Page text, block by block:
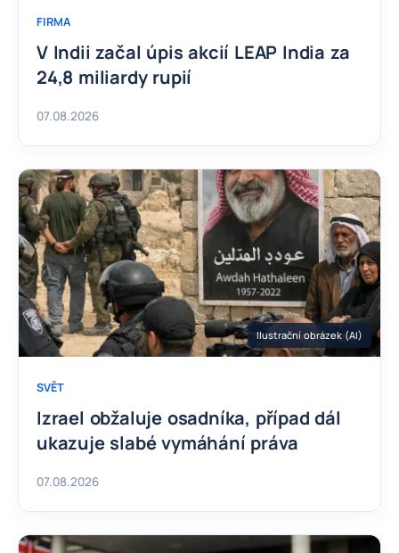
FIRMA
V Indii začal úpis akcií LEAP India za
24,8 miliardy rupií
07.08.2026
Ilustrační obrázek (AI)
SVĚT
Izrael obžaluje osadníka, případ dál
ukazuje slabé vymáhání práva
07.08.2026